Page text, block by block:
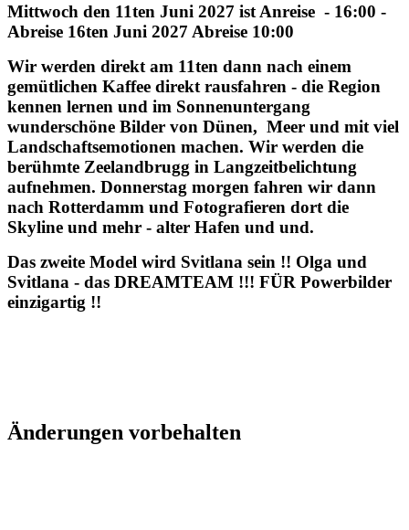
Mittwoch den 11ten Juni 2027 ist Anreise - 16:00 -
Abreise 16ten Juni 2027 Abreise 10:00
Wir werden direkt am 11ten dann nach einem
gemütlichen Kaffee direkt rausfahren - die Region
kennen lernen und im Sonnenuntergang
wunderschöne Bilder von Dünen, Meer und mit viel
Landschaftsemotionen machen. Wir werden die
berühmte Zeelandbrugg in Langzeitbelichtung
aufnehmen. Donnerstag morgen fahren wir dann
nach Rotterdamm und Fotografieren dort die
Skyline und mehr - alter Hafen und und.
Das zweite Model wird Svitlana sein !! Olga und
Svitlana - das DREAMTEAM !!! FÜR Powerbilder
einzigartig !!
Änderungen vorbehalten